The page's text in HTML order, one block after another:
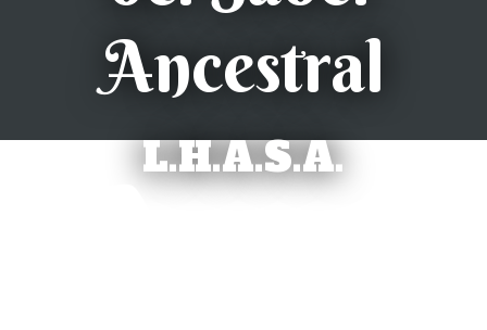
Ancestral
L.H.A.S.A.